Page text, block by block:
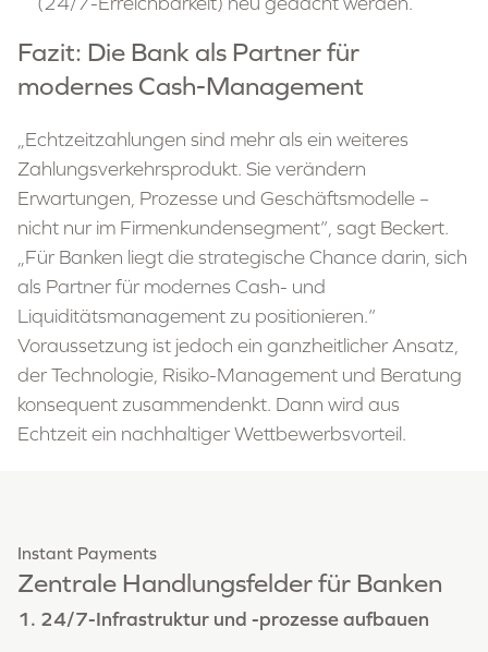
Fazit: Die Bank als Partner für
modernes Cash-Management
„Echtzeitzahlungen sind mehr als ein weiteres
Zahlungsverkehrsprodukt. Sie verändern
Erwartungen, Prozesse und Geschäftsmodelle –
nicht nur im Firmenkundensegment“, sagt Beckert.
„Für Banken liegt die strategische Chance darin, sich
als Partner für modernes Cash- und
Liquiditätsmanagement zu positionieren.“
Voraussetzung ist jedoch ein ganzheitlicher Ansatz,
der Technologie, Risiko-Management und Beratung
konsequent zusammendenkt. Dann wird aus
Echtzeit ein nachhaltiger Wettbewerbsvorteil.
Instant Payments
Zentrale Handlungsfelder für Banken
1. 24/7-Infrastruktur und -prozesse aufbauen